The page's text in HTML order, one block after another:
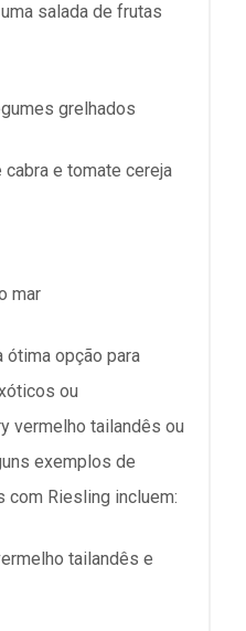
salada de frutas
grelhados
e tomate cereja
mar
ótima opção para
ou
vermelho tailandês ou
exemplos de
Riesling incluem:
tailandês e